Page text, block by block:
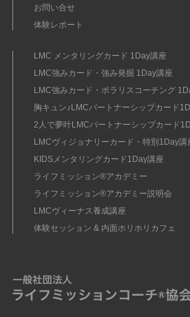
お問い合せ
体験レポート
LMC メンタリングカード 1Day講座
LMC強みカード・強み発掘 1Day講座
LMC強みカード・ポラリスコーチング
胸キュン♪LMCパートナーシップカード
2人で夢叶LMCパートナーシップカード
LMCヴィジョナリーカード・特別1Day講
KIDSメンタリングカード1Day講座
ライフミッション®︎アカデミー
ライフミッション®︎アカデミー説明会
LMCヴィーナス養成講座
体験セッション & 内面ホリホリカフェ